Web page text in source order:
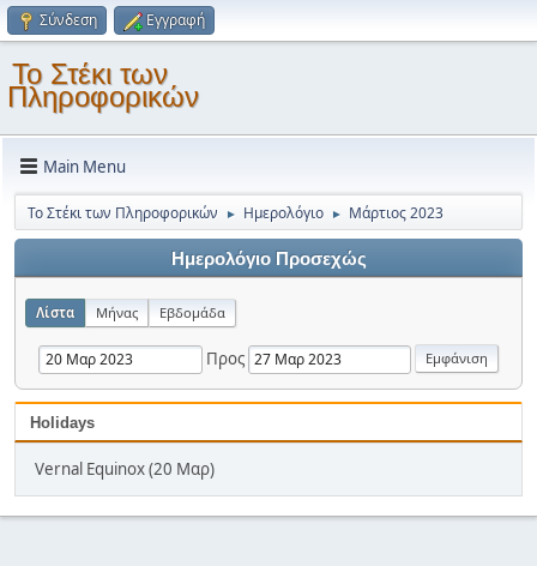
Σύνδεση Εγγραφή
Το Στέκι των
Πληροφορικών
Main Menu
Το Στέκι των Πληροφορικών ► Ημερολόγιο ► Μάρτιος 2023
Ημερολόγιο Προσεχώς
Λίστα Μήνας Εβδομάδα
Προς
Holidays
Vernal Equinox (20 Μαρ)